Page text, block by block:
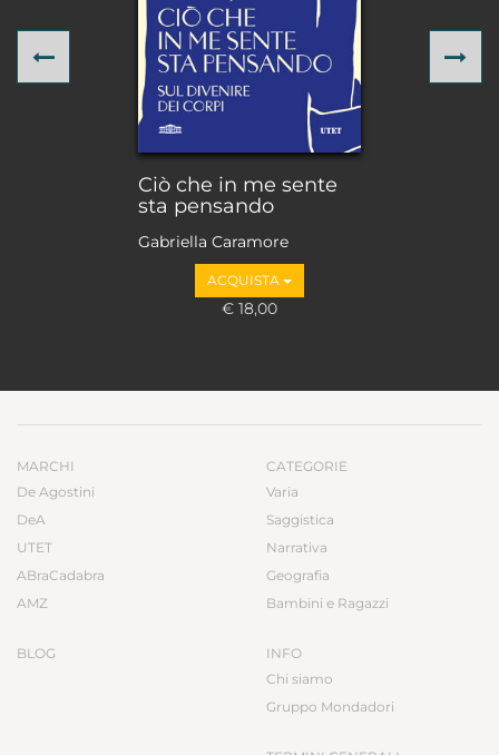
Ciò che in me sente
sta pensando
Gabriella Caramore
ACQUISTA
€ 18,00
Previous
MARCHI
De Agostini
DeA
UTET
ABraCadabra
AMZ
BLOG
CATEGORIE
Varia
Saggistica
Narrativa
Geografia
Bambini e Ragazzi
INFO
Chi siamo
Gruppo Mondadori